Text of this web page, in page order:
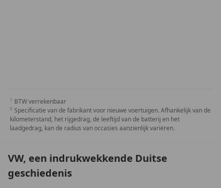
BTW verrekenbaar
Specificatie van de fabrikant voor nieuwe voertuigen. Afhankelijk van de
kilometerstand, het rijgedrag, de leeftijd van de batterij en het
laadgedrag, kan de radius van occasies aanzienlijk variëren.
VW, een indrukwekkende Duitse
geschiedenis